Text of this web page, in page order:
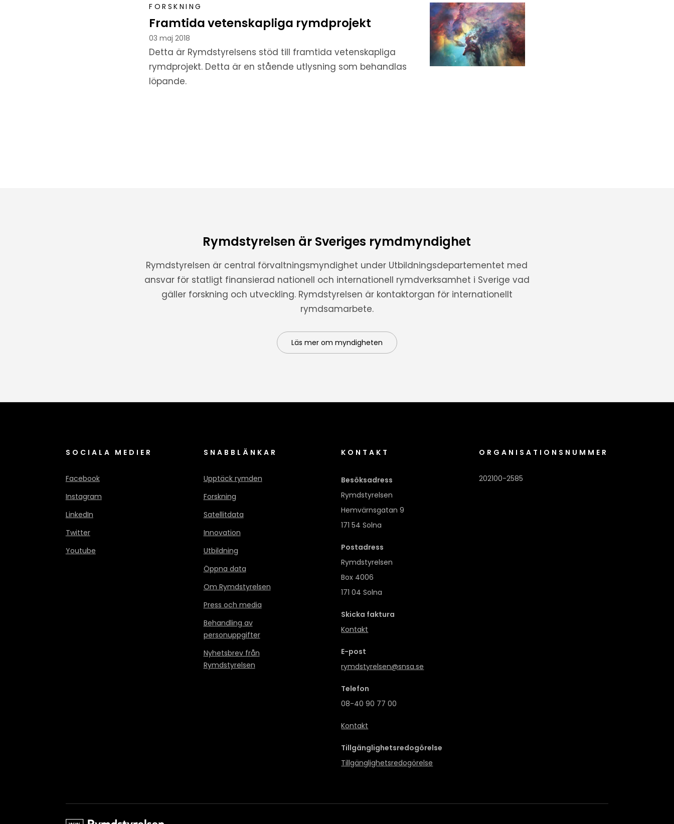
FORSKNING
Framtida vetenskapliga rymdprojekt
03 maj 2018
Detta är Rymdstyrelsens stöd till framtida vetenskapliga
rymdprojekt. Detta är en stående utlysning som behandlas
löpande.
Rymdstyrelsen är Sveriges rymdmyndighet
Rymdstyrelsen är central förvaltningsmyndighet under Utbildningsdepartementet med
ansvar för statligt finansierad nationell och internationell rymdverksamhet i Sverige vad
gäller forskning och utveckling. Rymdstyrelsen är kontaktorgan för internationellt
rymdsamarbete.
Läs mer om myndigheten
SOCIALA MEDIER
Facebook
Instagram
LinkedIn
Twitter
Youtube
SNABBLÄNKAR
Upptäck rymden
Forskning
Satellitdata
Innovation
Utbildning
Öppna data
Om Rymdstyrelsen
Press och media
Behandling av
personuppgifter
Nyhetsbrev från
Rymdstyrelsen
KONTAKT
Besöksadress
Rymdstyrelsen
Hemvärnsgatan 9
171 54 Solna
Postadress
Rymdstyrelsen
Box 4006
171 04 Solna
Skicka faktura
Kontakt
E-post
rymdstyrelsen@snsa.se
Telefon
08-40 90 77 00
Kontakt
Tillgänglighetsredogörelse
Tillgänglighetsredogörelse
ORGANISATIONSNUMMER
202100-2585